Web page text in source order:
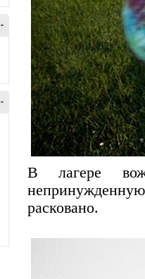
-
-
В лагере
непринужденную
расковано.